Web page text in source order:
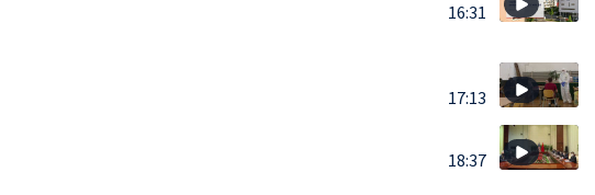
16:31
17:13
18:37